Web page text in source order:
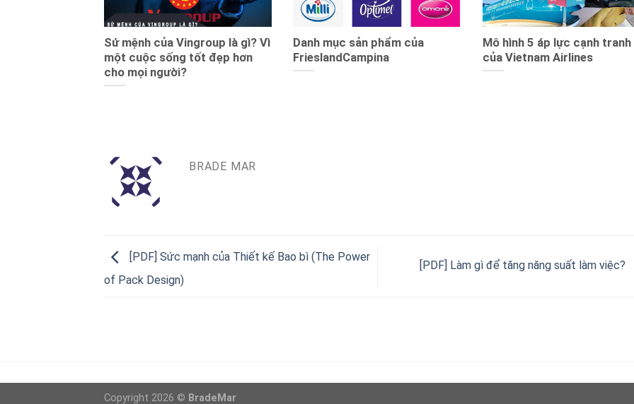
Sứ mệnh của Vingroup là gì? Vì
một cuộc sống tốt đẹp hơn
cho mọi người?
Danh mục sản phẩm của
FrieslandCampina
Mô hình 5 áp lực cạnh tranh
của Vietnam Airlines
BRADE MAR
[PDF] Sức mạnh của Thiết kế Bao bì (The Power
of Pack Design)
[PDF] Làm gì để tăng năng suất làm việc?
Copyright 2026 © BradeMar